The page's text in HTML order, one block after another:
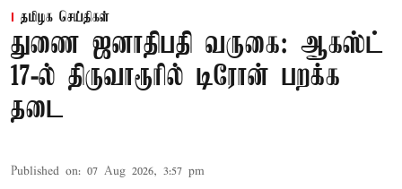
தமிழக செய்திகள்
துணை ஜனாதிபதி வருகை: ஆகஸ்ட்
17-ல் திருவாரூரில் டிரோன் பறக்க
தடை
Published on: 07 Aug 2026, 3:57 pm